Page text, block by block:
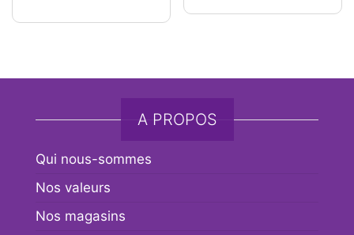
A PROPOS
Qui nous-sommes
Nos valeurs
Nos magasins